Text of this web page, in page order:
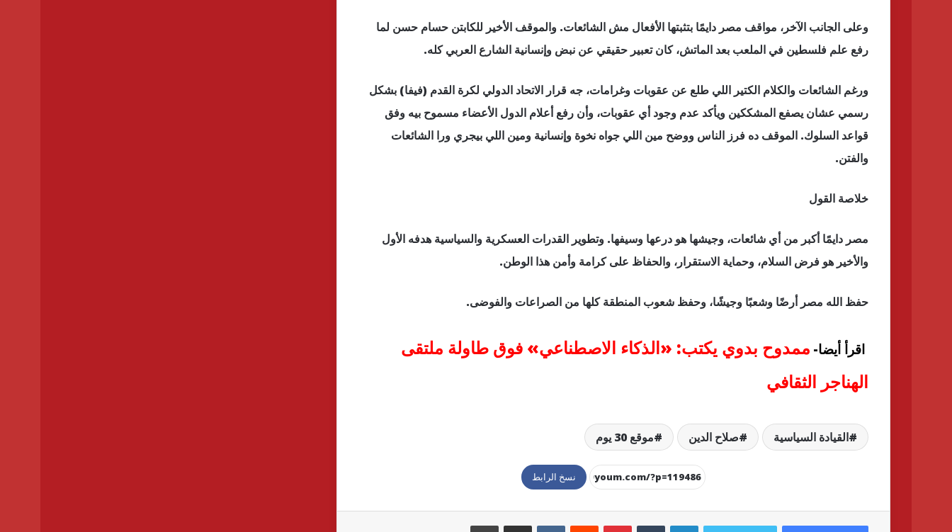
وعلى الجانب الآخر، مواقف مصر دايمًا بتثبتها الأفعال مش الشائعات. والموقف الأخير للكابتن حسام حسن لما
رفع علم فلسطين في الملعب بعد الماتش، كان تعبير حقيقي عن نبض وإنسانية الشارع العربي كله.
ورغم الشائعات والكلام الكتير اللي طلع عن عقوبات وغرامات، جه قرار الاتحاد الدولي لكرة القدم (فيفا) بشكل
رسمي عشان يصفع المشككين ويأكد عدم وجود أي عقوبات، وأن رفع أعلام الدول الأعضاء مسموح بيه وفق
قواعد السلوك. الموقف ده فرز الناس ووضح مين اللي جواه نخوة وإنسانية ومين اللي بيجري ورا الشائعات
والفتن.
خلاصة القول
مصر دايمًا أكبر من أي شائعات، وجيشها هو درعها وسيفها. وتطوير القدرات العسكرية والسياسية هدفه الأول
والأخير هو فرض السلام، وحماية الاستقرار، والحفاظ على كرامة وأمن هذا الوطن.
حفظ الله مصر أرضًا وشعبًا وجيشًا، وحفظ شعوب المنطقة كلها من الصراعات والفوضى.
اقرأ أيضا- ممدوح بدوي يكتب: «الذكاء الاصطناعي» فوق طاولة ملتقى
الهناجر الثقافي
القيادة السياسية صلاح الدين موقع 30 يوم
نسخ الرابط
لينكدإن بينتيريست مشاركة عبر البريد طباعة